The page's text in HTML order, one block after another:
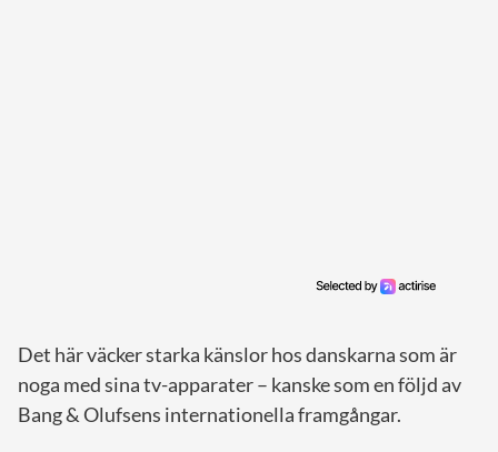
Det här väcker starka känslor hos danskarna som är
noga med sina tv-apparater – kanske som en följd av
Bang & Olufsens internationella framgångar.